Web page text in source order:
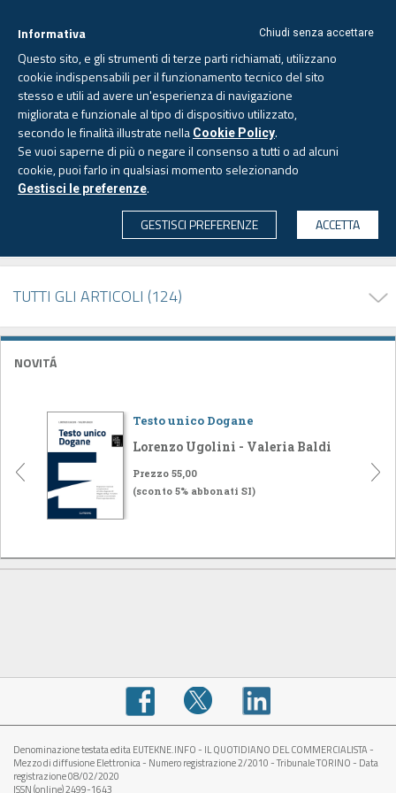
CERCA
Venerdì, 7 agosto 2026 - Aggiornato alle 6.00
PAGINA AUTORE
Francesco NAPOLITANO
TUTTI GLI ARTICOLI (124)
NOVITÁ
Testo unico Dogane
Lorenzo Ugolini - Valeria Baldi
Prezzo 55,00
(sconto 5% abbonati SI)
Denominazione testata edita EUTEKNE.INFO - IL QUOTIDIANO DEL COMMERCIALISTA -
Mezzo di diffusione Elettronica - Numero registrazione 2/2010 - Tribunale TORINO - Data
registrazione 08/02/2020
ISSN (online) 2499-1643
Chiudi senza accettare
Informativa
Questo sito, e gli strumenti di terze parti richiamati, utilizzano
cookie indispensabili per il funzionamento tecnico del sito
stesso e utili ad avere un'esperienza di navigazione
migliorata e funzionale al tipo di dispositivo utilizzato,
secondo le finalità illustrate nella Cookie Policy.
Se vuoi saperne di più o negare il consenso a tutti o ad alcuni
cookie, puoi farlo in qualsiasi momento selezionando
Gestisci le preferenze.
GESTISCI PREFERENZE
ACCETTA